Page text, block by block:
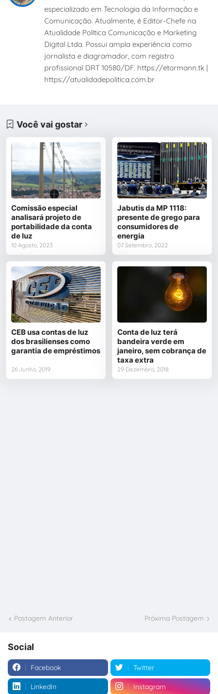
especializado em Tecnologia da Informação e
Comunicação. Atualmente, é Editor-Chefe na
Atualidade Política Comunicação e Marketing
Digital Ltda. Possui ampla experiência como
jornalista e diagramador, com registro
profissional DRT 10580/DF. https://etormann.tk |
https://atualidadepolitica.com.br
Você vai gostar
Comissão especial
analisará projeto de
portabilidade da conta
de luz
10 Agosto, 2023
Jabutis da MP 1118:
presente de grego para
consumidores de
energia
07 Setembro, 2022
CEB usa contas de luz
dos brasilienses como
garantia de empréstimos
26 Junho, 2019
Conta de luz terá
bandeira verde em
janeiro, sem cobrança de
taxa extra
29 Dezembro, 2018
Postagem Anterior Próxima Postagem
Social
Facebook Twitter
LinkedIn Instagram